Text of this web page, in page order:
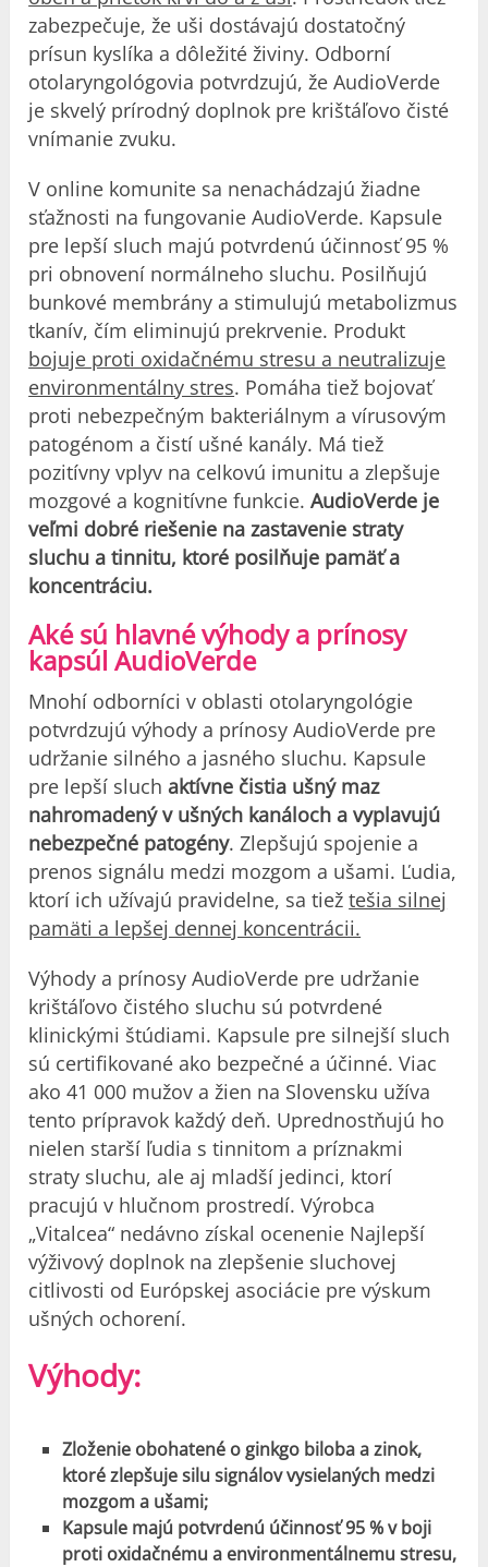
zabezpečuje, že uši dostávajú dostatočný
prísun kyslíka a dôležité živiny. Odborní
otolaryngológovia potvrdzujú, že AudioVerde
je skvelý prírodný doplnok pre krištáľovo čisté
vnímanie zvuku.
V online komunite sa nenachádzajú žiadne
sťažnosti na fungovanie AudioVerde. Kapsule
pre lepší sluch majú potvrdenú účinnosť 95 %
pri obnovení normálneho sluchu. Posilňujú
bunkové membrány a stimulujú metabolizmus
tkanív, čím eliminujú prekrvenie. Produkt
bojuje proti oxidačnému stresu a neutralizuje
environmentálny stres. Pomáha tiež bojovať
proti nebezpečným bakteriálnym a vírusovým
patogénom a čistí ušné kanály. Má tiež
pozitívny vplyv na celkovú imunitu a zlepšuje
mozgové a kognitívne funkcie.AudioVerde je
veľmi dobré riešenie na zastavenie straty
sluchu a tinnitu, ktoré posilňuje pamäť a
koncentráciu.
Aké sú hlavné výhody a prínosy
kapsúl AudioVerde
Mnohí odborníci v oblasti otolaryngológie
potvrdzujú výhody a prínosy AudioVerde pre
udržanie silného a jasného sluchu. Kapsule
pre lepší sluchaktívne čistia ušný maz
nahromadený v ušných kanáloch a vyplavujú
nebezpečné patogény. Zlepšujú spojenie a
prenos signálu medzi mozgom a ušami. Ľudia,
ktorí ich užívajú pravidelne, sa tiežtešia silnej
pamäti a lepšej dennej koncentrácii.
Výhody a prínosy AudioVerde pre udržanie
krištáľovo čistého sluchu sú potvrdené
klinickými štúdiami. Kapsule pre silnejší sluch
sú certifikované ako bezpečné a účinné. Viac
ako 41 000 mužov a žien na Slovensku užíva
tento prípravok každý deň. Uprednostňujú ho
nielen starší ľudia s tinnitom a príznakmi
straty sluchu, ale aj mladší jedinci, ktorí
pracujú v hlučnom prostredí. Výrobca
„Vitalcea“ nedávno získal ocenenie Najlepší
výživový doplnok na zlepšenie sluchovej
citlivosti od Európskej asociácie pre výskum
ušných ochorení.
Výhody:
Zloženie obohatené o ginkgo biloba a zinok,
ktoré zlepšuje silu signálov vysielaných medzi
mozgom a ušami;
Kapsule majú potvrdenú účinnosť 95 % v boji
proti oxidačnému a environmentálnemu stresu,